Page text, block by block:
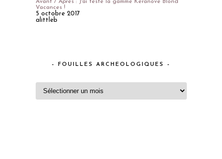
Avant / Après : J'ai testé la gamme Keranove Blond
Vacances !
5 octobre 2017
alittleb
– FOUILLES ARCHEOLOGIQUES –